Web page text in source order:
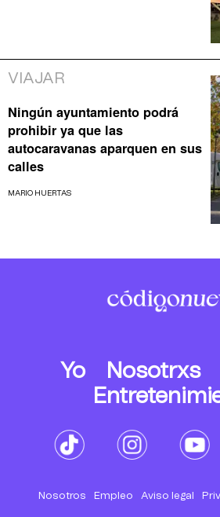
VIAJAR
Ningún ayuntamiento podrá
prohibir ya que las
autocaravanas aparquen en sus
calles
MARIO HUERTAS
Yo Nosotrxs
Nosotros Empleo Aviso legal